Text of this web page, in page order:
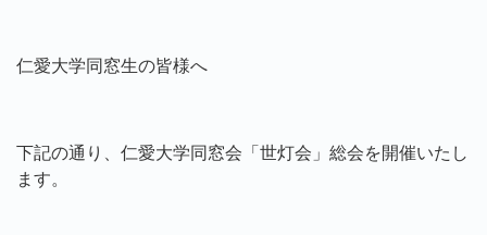
仁愛大学同窓生の皆様へ
下記の通り、仁愛大学同窓会「世灯会」総会を開催いたし
ます。